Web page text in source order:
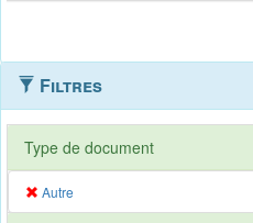
Filtres
Type de document
Autre